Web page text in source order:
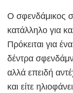
Ο σφενδάμικος
κατάλληλο για
Πρόκειται για
δέντρα
αλλά επειδή
και είτε